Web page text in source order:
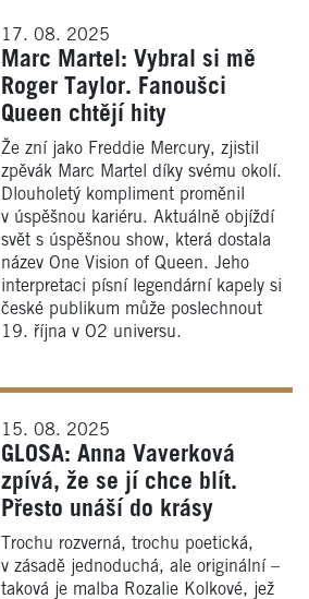
17. 08. 2025
Marc Martel: Vybral si mě
Roger Taylor. Fanoušci
Queen chtějí hity
Že zní jako Freddie Mercury, zjistil
zpěvák Marc Martel díky svému okolí.
Dlouholetý kompliment proměnil
v úspěšnou kariéru. Aktuálně objíždí
svět s úspěšnou show, která dostala
název One Vision of Queen. Jeho
interpretaci písní legendární kapely si
české publikum může poslechnout
19. října v O2 universu.
15. 08. 2025
GLOSA: Anna Vaverková
zpívá, že se jí chce blít.
Přesto unáší do krásy
Trochu rozverná, trochu poetická,
v zásadě jednoduchá, ale originální –
taková je malba Rozalie Kolkové, jež